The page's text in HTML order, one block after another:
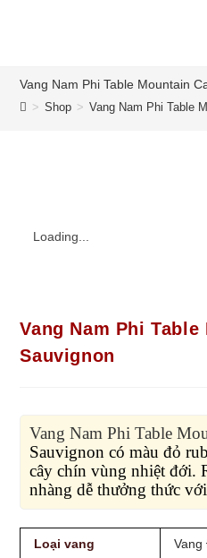
Vang Nam Phi Table Mountain
> Shop > Vang Nam Phi Table
Loading...
Vang Nam Phi
Sauvignon
Vang Nam Phi Table
Sauvignon có màu đỏ
cây chín vùng nhiệt đới.
nhàng dễ thưởng thức
Loại vang Vang